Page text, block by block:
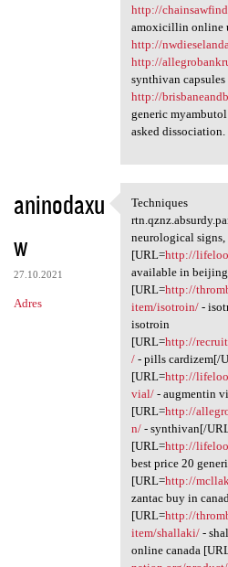
http://
amoxicillin online
http://
http://
synthivan capsules
http://
generic
asked dissociation.
aninodaxu
w
27.10.2021
Adres
Techniques
Techniques
neurological signs,
[URL=http://
available in
[URL=http://
item/isotroin/-
isotroin
[URL=http://
/- pills cardizem[/
[URL=http://
vial/- augmentin
[URL=http://
n/- synthivan[/
[URL=http://
best price 20
[URL=http://
zantac buy in
[URL=http://
item/shallaki/-
online canada